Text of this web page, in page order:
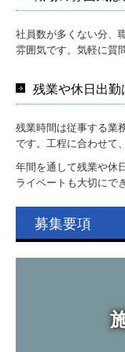
社員数が多くない分、
雰囲気です。気軽に質
残業や休日出勤
残業時間は従事する業
です。工程に合わせて
年間を通して残業や休
ライベートも大切にで
募集要項